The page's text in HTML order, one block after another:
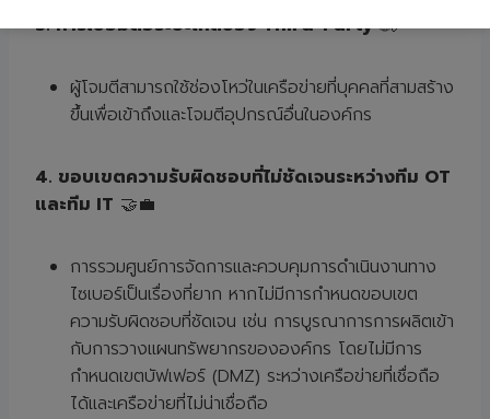
3. การเชื่อมต่อระยะไกลของ Third-Party🌐🔗
ผู้โจมตีสามารถใช้ช่องโหว่ในเครือข่ายที่บุคคลที่สามสร้าง
ขึ้นเพื่อเข้าถึงและโจมตีอุปกรณ์อื่นในองค์กร
4. ขอบเขตความรับผิดชอบที่ไม่ชัดเจนระหว่างทีม OT
และทีม IT 🤝💼
การรวมศูนย์การจัดการและควบคุมการดำเนินงานทาง
ไซเบอร์เป็นเรื่องที่ยาก หากไม่มีการกำหนดขอบเขต
ความรับผิดชอบที่ชัดเจน เช่น การบูรณาการการผลิตเข้า
กับการวางแผนทรัพยากรขององค์กร โดยไม่มีการ
กำหนดเขตบัฟเฟอร์ (DMZ) ระหว่างเครือข่ายที่เชื่อถือ
ได้และเครือข่ายที่ไม่น่าเชื่อถือ